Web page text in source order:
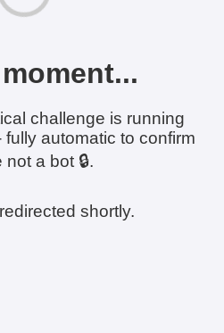
challenge is running
automatic to confirm
a bot 🔒.
shortly.